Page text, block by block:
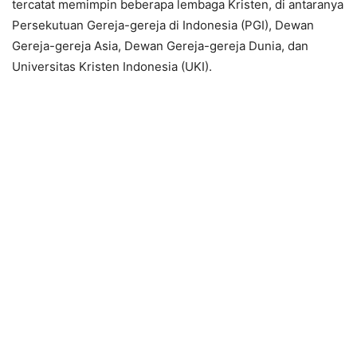
tercatat memimpin beberapa lembaga Kristen, di antaranya
Persekutuan Gereja-gereja di Indonesia (PGI), Dewan
Gereja-gereja Asia, Dewan Gereja-gereja Dunia, dan
Universitas Kristen Indonesia (UKI).